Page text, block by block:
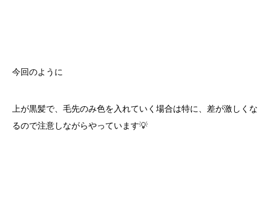
今回のように
上が黒髪で、毛先のみ色を入れていく場合は特に、差が激しくな
るので注意しながらやっています💡